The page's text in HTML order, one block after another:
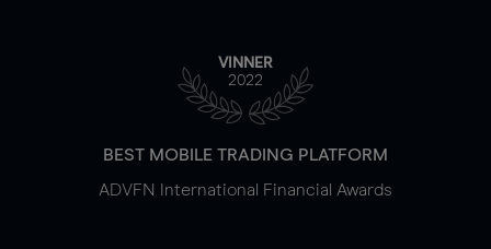
VINNER
2022
BEST MOBILE TRADING PLATFORM
ADVFN International Financial Awards